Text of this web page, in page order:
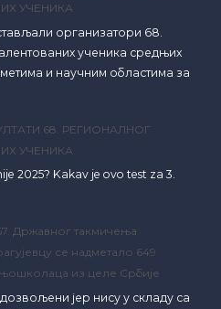
УЧЕНИКА
организатори 68.
ученика средњих
и научним областима за
68. РЕГИОНАЛНОГ
УЧЕНИКА
2025? Kakav je ovo test za 3.
Државног такмичења
се надметало 649
из целе Србије
јер нису у складу са